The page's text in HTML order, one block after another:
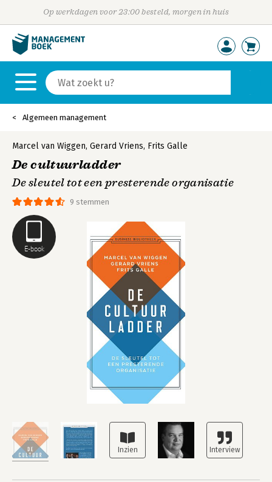
Op werkdagen voor 23:00 besteld, morgen in huis
Algemeen management
E-book
9 stemmen
Marcel van Wiggen, Gerard Vriens, Frits Galle
De cultuurladder
De sleutel tot een presterende organisatie